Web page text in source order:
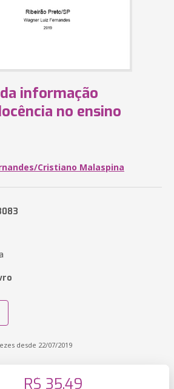
informação
no ensino
Cristiano Malaspina
desde 22/07/2019
R$ 35,49